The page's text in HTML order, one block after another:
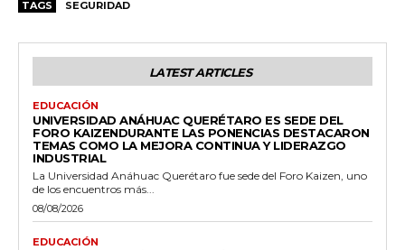
TAGS SEGURIDAD
LATEST ARTICLES
EDUCACIÓN
UNIVERSIDAD ANÁHUAC QUERÉTARO ES SEDE DEL
FORO KAIZENDURANTE LAS PONENCIAS DESTACARON
TEMAS COMO LA MEJORA CONTINUA Y LIDERAZGO
INDUSTRIAL
La Universidad Anáhuac Querétaro fue sede del Foro Kaizen, uno
de los encuentros más...
08/08/2026
EDUCACIÓN